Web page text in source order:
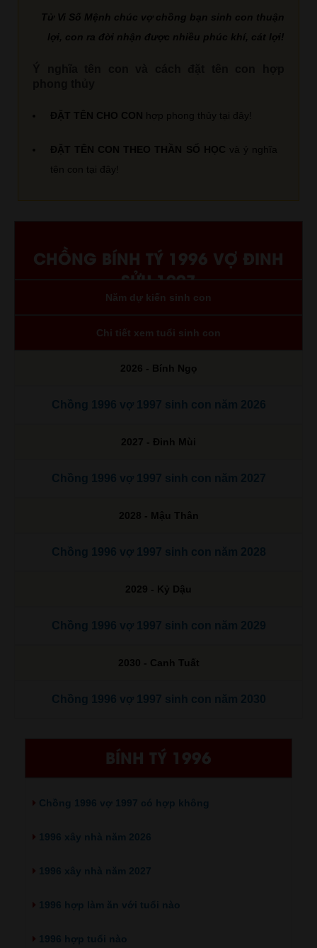
Tử Vi Số Mệnh chúc vợ chồng bạn sinh con thuận
lợi, con ra đời nhận được nhiều phúc khí, cát lợi!
ĐẶT TÊN CHO CON hợp phong thủy tại đây!
ĐẶT TÊN CON THEO THẦN SỐ HỌC và ý nghĩa
tên con tại đây!
CHỒNG BÍNH TÝ 1996 VỢ ĐINH
SỬU 1997
Năm dự kiến sinh con
Chi tiết xem tuổi sinh con
2026 - Bính Ngọ
Chồng 1996 vợ 1997 sinh con năm 2026
2027 - Đinh Mùi
Chồng 1996 vợ 1997 sinh con năm 2027
2028 - Mậu Thân
Chồng 1996 vợ 1997 sinh con năm 2028
2029 - Kỷ Dậu
Chồng 1996 vợ 1997 sinh con năm 2029
2030 - Canh Tuất
Chồng 1996 vợ 1997 sinh con năm 2030
BÍNH TÝ 1996
Chồng 1996 vợ 1997 có hợp không
1996 xây nhà năm 2026
1996 xây nhà năm 2027
1996 hợp làm ăn với tuổi nào
1996 hợp tuổi nào